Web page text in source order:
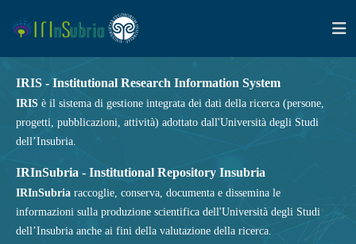
IRIS - Institutional Research Information System
IRIS è il sistema di gestione integrata dei dati della ricerca (persone,
progetti, pubblicazioni, attività) adottato dall'Università degli Studi
dell’Insubria.
IRInSubria - Institutional Repository Insubria
IRInSubria raccoglie, conserva, documenta e dissemina le
informazioni sulla produzione scientifica dell'Università degli Studi
dell’Insubria anche ai fini della valutazione della ricerca.